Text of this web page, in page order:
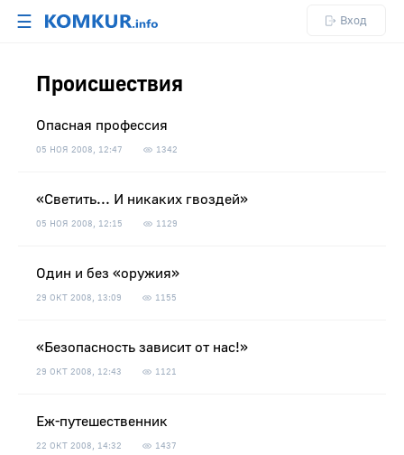
☰ Вход
Происшествия
Опасная профессия
05 НОЯ 2008, 12:47 1342
«Светить... И никаких гвоздей»
05 НОЯ 2008, 12:15 1129
Один и без «оружия»
29 ОКТ 2008, 13:09 1155
«Безопасность зависит от нас!»
29 ОКТ 2008, 12:43 1121
Еж-путешественник
22 ОКТ 2008, 14:32 1437